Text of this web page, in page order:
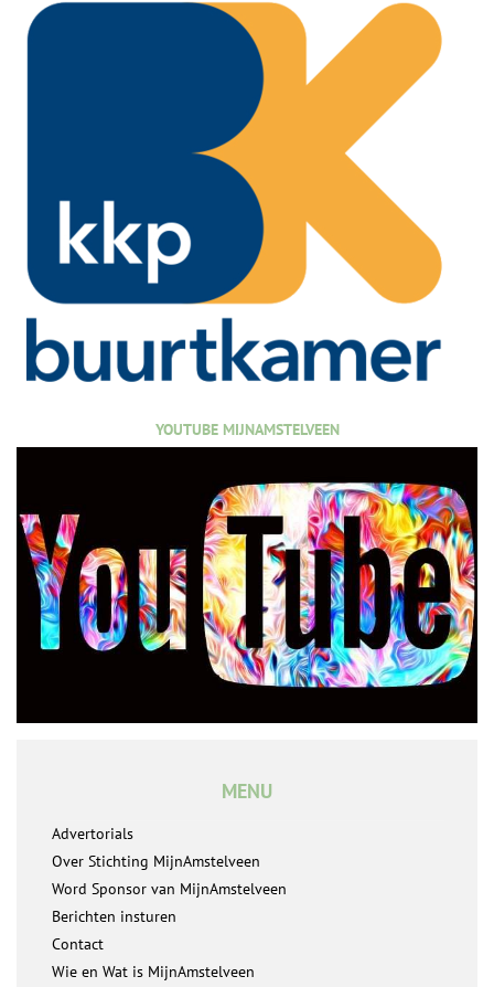
YOUTUBE MIJNAMSTELVEEN
MENU
Advertorials
Over Stichting MijnAmstelveen
Word Sponsor van MijnAmstelveen
Berichten insturen
Contact
Wie en Wat is MijnAmstelveen